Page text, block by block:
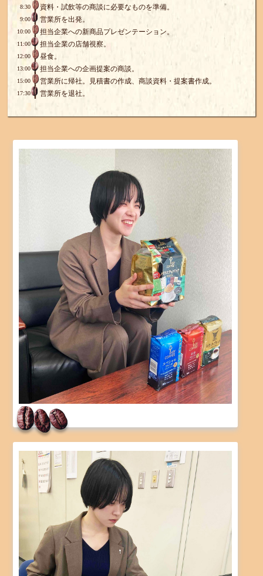
8:30 資料・試飲等の商談に必要なものを準備。
9:00 営業所を出発。
10:00 担当企業への新商品プレゼンテーション。
11:00 担当企業の店舗視察。
12:00 昼食。
13:00 担当企業への企画提案の商談。
15:00 営業所に帰社。見積書の作成、商談資料・提案書作成。
17:30 営業所を退社。